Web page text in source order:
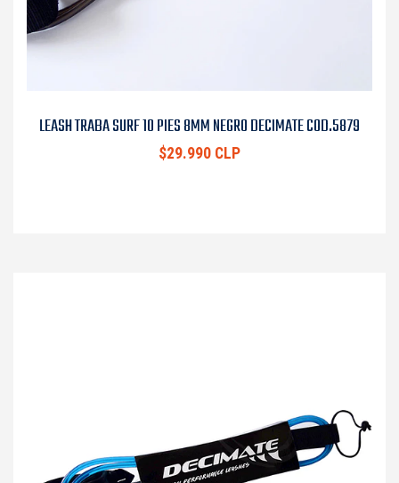
LEASH TRABA SURF 10 PIES 8MM NEGRO DECIMATE COD.5879
$29.990 CLP